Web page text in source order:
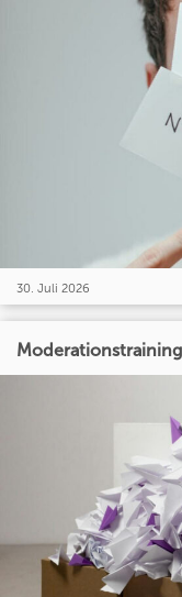
30. Juli 2026